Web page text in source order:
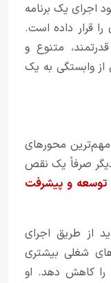
اجرای یک برنامه
قرار داده است.
متنوع و
از وابستگی به یک
محورهای
صرفاً یک نقص
توسعه و پیشرفت
از طریق اجرای
شغلی بیشتری
را کاهش دهد. او